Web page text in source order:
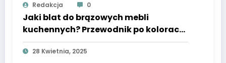
Redakcja 0
Jaki blat do brązowych mebli
kuchennych? Przewodnik po kolorach
i materiałach
28 Kwietnia, 2025